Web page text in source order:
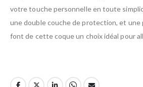
votre touche personnelle en toute
une double couche de protection, et une
font de cette coque un choix idéal pour